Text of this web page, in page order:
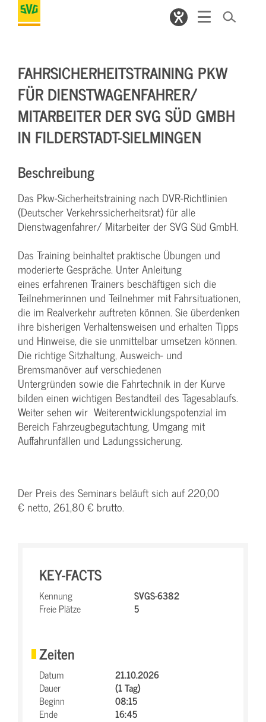
FAHRSICHERHEITSTRAINING PKW
FÜR DIENSTWAGENFAHRER/
MITARBEITER DER SVG SÜD GMBH
IN FILDERSTADT-SIELMINGEN
Beschreibung
Das Pkw-Sicherheitstraining nach DVR-Richtlinien
(Deutscher Verkehrssicherheitsrat) für alle
Dienstwagenfahrer/ Mitarbeiter der SVG Süd GmbH.
Das Training beinhaltet praktische Übungen und
moderierte Gespräche. Unter Anleitung
eines erfahrenen Trainers beschäftigen sich die
Teilnehmerinnen und Teilnehmer mit Fahrsituationen,
die im Realverkehr auftreten können. Sie überdenken
ihre bisherigen Verhaltensweisen und erhalten Tipps
und Hinweise, die sie unmittelbar umsetzen können.
Die richtige Sitzhaltung, Ausweich- und
Bremsmanöver auf verschiedenen
Untergründen sowie die Fahrtechnik in der Kurve
bilden einen wichtigen Bestandteil des Tagesablaufs.
Weiter sehen wir Weiterentwicklungspotenzial im
Bereich Fahrzeugbegutachtung, Umgang mit
Auffahrunfällen und Ladungssicherung.
Der Preis des Seminars beläuft sich auf 220,00
€ netto, 261,80 € brutto.
KEY-FACTS
Kennung
SVGS-6382
Freie Plätze
5
Zeiten
Datum
21.10.2026
Dauer
(1 Tag)
Beginn
08:15
Ende
16:45